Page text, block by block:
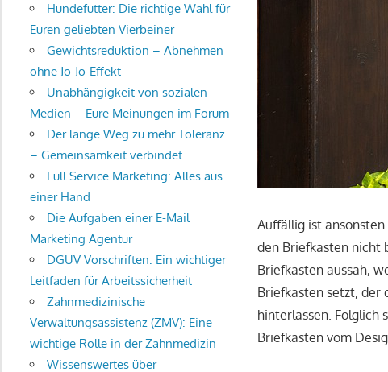
Auffällig ist
den Briefkasten nicht
Briefkasten aussah,
Briefkasten setzt, der
hinterlassen. Folglich
Briefkasten vom
Hundefutter: Die richtige Wahl für
Euren geliebten Vierbeiner
Gewichtsreduktion – Abnehmen
ohne Jo-Jo-Effekt
Unabhängigkeit von sozialen
Medien – Eure Meinungen im Forum
Der lange Weg zu mehr Toleranz
– Gemeinsamkeit verbindet
Full Service Marketing: Alles aus
einer Hand
Die Aufgaben einer E-Mail
Marketing Agentur
DGUV Vorschriften: Ein wichtiger
Leitfaden für Arbeitssicherheit
Zahnmedizinische
Verwaltungsassistenz (ZMV): Eine
wichtige Rolle in der Zahnmedizin
Wissenswertes über